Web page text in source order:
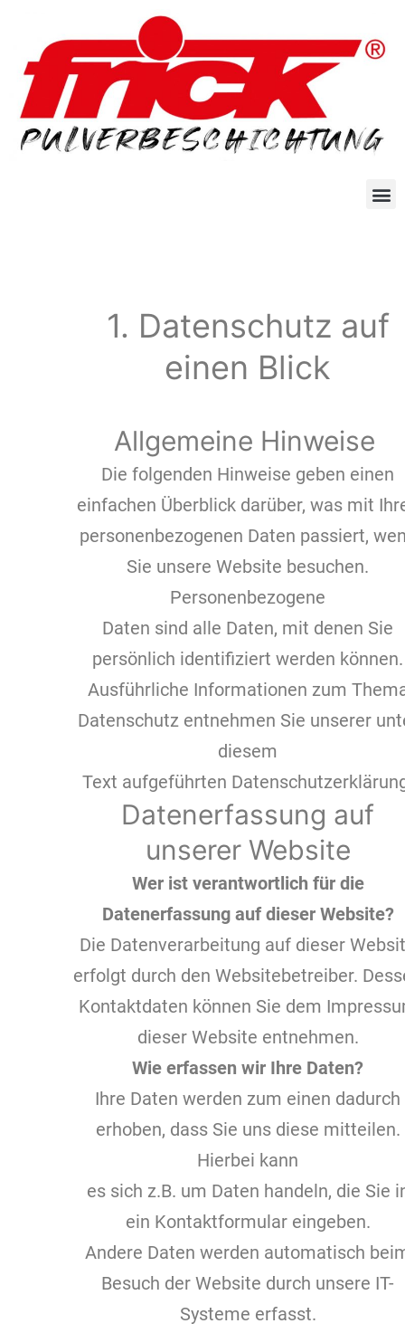
1. Datenschutz auf
einen Blick
Allgemeine Hinweise
Die folgenden Hinweise geben einen
einfachen Überblick darüber, was mit
personenbezogenen Daten passiert,
Sie unsere Website besuchen.
Personenbezogene
Daten sind alle Daten, mit denen Sie
persönlich identifiziert werden können.
Ausführliche Informationen zum
Datenschutz entnehmen Sie unserer
diesem
Text aufgeführten
Datenerfassung auf
unserer Website
Wer ist verantwortlich für die
Datenerfassung auf dieser Website?
Die Datenverarbeitung auf dieser
erfolgt durch den Websitebetreiber.
Kontaktdaten können Sie dem
dieser Website entnehmen.
Wie erfassen wir Ihre Daten?
Ihre Daten werden zum einen dadurch
erhoben, dass Sie uns diese mitteilen.
Hierbei kann
es sich z.B. um Daten handeln, die Sie
ein Kontaktformular eingeben.
Andere Daten werden automatisch
Besuch der Website durch unsere IT-
Systeme erfasst.